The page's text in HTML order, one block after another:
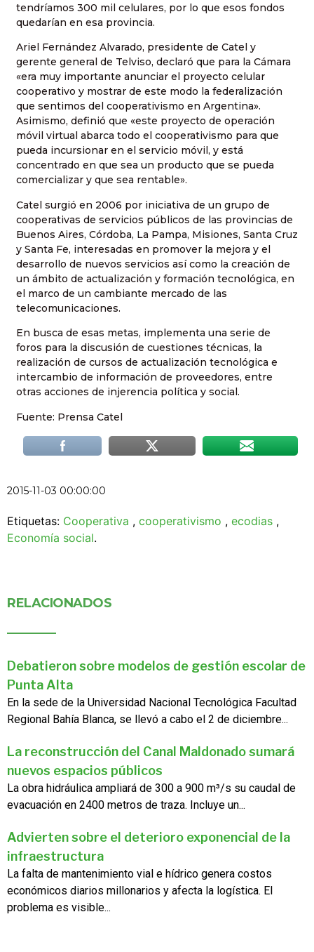
tendríamos 300 mil celulares, por lo que esos fondos
quedarían en esa provincia.
Ariel Fernández Alvarado, presidente de Catel y
gerente general de Telviso, declaró que para la Cámara
«era muy importante anunciar el proyecto celular
cooperativo y mostrar de este modo la federalización
que sentimos del cooperativismo en Argentina».
Asimismo, definió que «este proyecto de operación
móvil virtual abarca todo el cooperativismo para que
pueda incursionar en el servicio móvil, y está
concentrado en que sea un producto que se pueda
comercializar y que sea rentable».
Catel surgió en 2006 por iniciativa de un grupo de
cooperativas de servicios públicos de las provincias de
Buenos Aires, Córdoba, La Pampa, Misiones, Santa Cruz
y Santa Fe, interesadas en promover la mejora y el
desarrollo de nuevos servicios así como la creación de
un ámbito de actualización y formación tecnológica, en
el marco de un cambiante mercado de las
telecomunicaciones.
En busca de esas metas, implementa una serie de
foros para la discusión de cuestiones técnicas, la
realización de cursos de actualización tecnológica e
intercambio de información de proveedores, entre
otras acciones de injerencia política y social.
Fuente: Prensa Catel
2015-11-03 00:00:00
Etiquetas: Cooperativa , cooperativismo , ecodias ,
Economía social.
RELACIONADOS
Debatieron sobre modelos de gestión escolar de
Punta Alta
En la sede de la Universidad Nacional Tecnológica Facultad
Regional Bahía Blanca, se llevó a cabo el 2 de diciembre...
La reconstrucción del Canal Maldonado sumará
nuevos espacios públicos
La obra hidráulica ampliará de 300 a 900 m³/s su caudal de
evacuación en 2400 metros de traza. Incluye un...
Advierten sobre el deterioro exponencial de la
infraestructura
La falta de mantenimiento vial e hídrico genera costos
económicos diarios millonarios y afecta la logística. El
problema es visible...